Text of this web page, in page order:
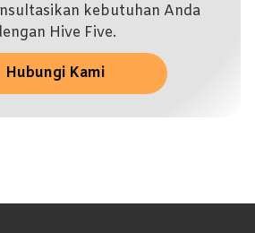
kebutuhan Anda
Hive Five.
Hubungi Kami